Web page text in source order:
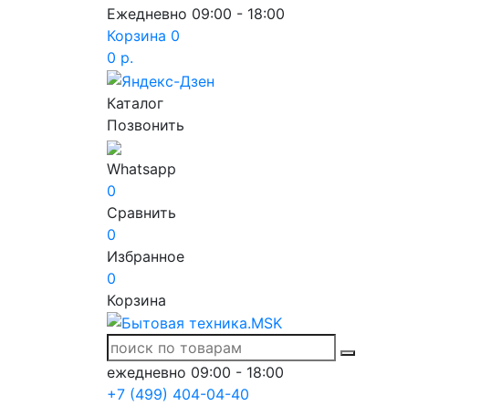
Ежедневно 09:00 - 18:00
Корзина 0
0 р.
Каталог
Позвонить
Whatsapp
0
Сравнить
0
Избранное
0
Корзина
ежедневно 09:00 - 18:00
+7 (499) 404-04-40